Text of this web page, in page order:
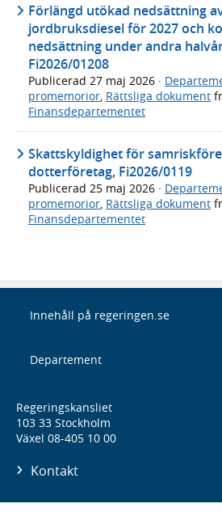
Förlängd utökad nedsättning
jordbruksdiesel för 2027 och
nedsättning under andra
Fi2026/01208
Publicerad 27 maj 2026 ·
promemorior, Rättsliga dokument
Finansdepartementet
Skattskyldighet för
dotterföretag, Fi2026/0119
Publicerad 25 maj 2026 ·
promemorior Rättsliga dokument
Finansdepartementet
Innehåll på regeringen.se
Departement
Regeringskansliet
103 33 Stockholm
Växel 08-405 10 00
Kontakt